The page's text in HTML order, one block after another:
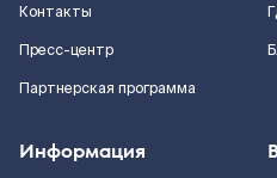
Контакты
Пресс-центр
Партнерская программа
Информация